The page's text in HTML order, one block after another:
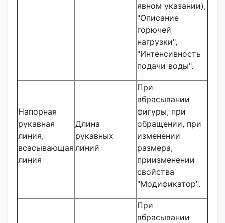
явном указании),
"Описание
горючей
нагрузки",
"Интенсивность
подачи воды".
Напорная
рукавная
линия,
всасывающая
линия
Длина
рукавных
линий
При
вбрасывании
фигуры, при
обращении, при
изменении
размера,
приизменении
свойства
"Модификатор".
При
вбрасывании